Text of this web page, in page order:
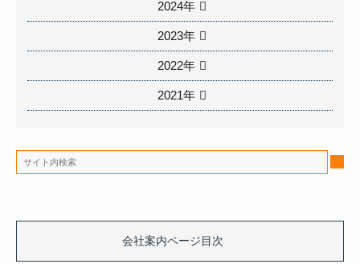
2024年
2023年
2022年
2021年
会社案内ページ目次